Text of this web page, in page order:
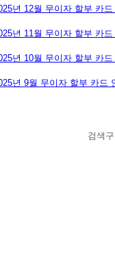
년 12월 무이자 할부 카
년 11월 무이자 할부 카
년 10월 무이자 할부 카
년 9월 무이자 할부 카드
검색